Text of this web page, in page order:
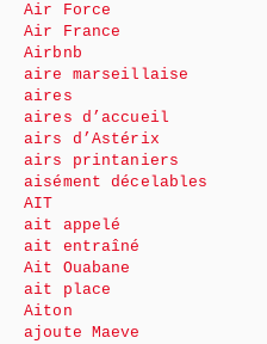
Air Force
Air France
Airbnb
aire marseillaise
aires
aires d’accueil
airs d’Astérix
airs printaniers
aisément décelables
AIT
ait appelé
ait entraîné
Ait Ouabane
ait place
Aiton
ajoute Maeve